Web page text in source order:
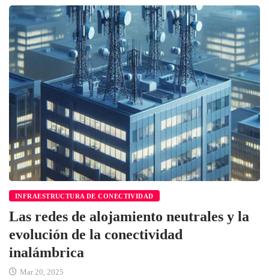
INFRAESTRUCTURA DE CONECTIVIDAD
Las redes de alojamiento neutrales y la
evolución de la conectividad
inalámbrica
Mar 20, 2025